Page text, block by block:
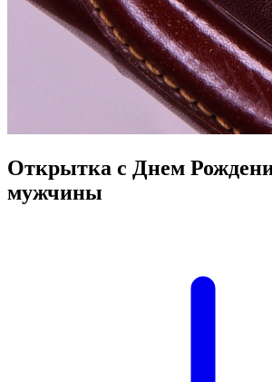
Открытка с Днем
мужчины